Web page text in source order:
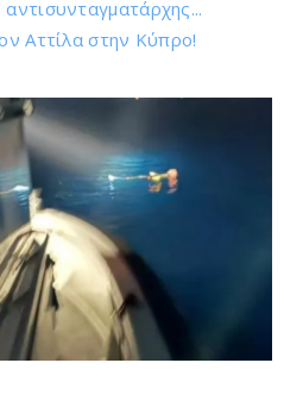
Αττίλα στην Κύπρο!